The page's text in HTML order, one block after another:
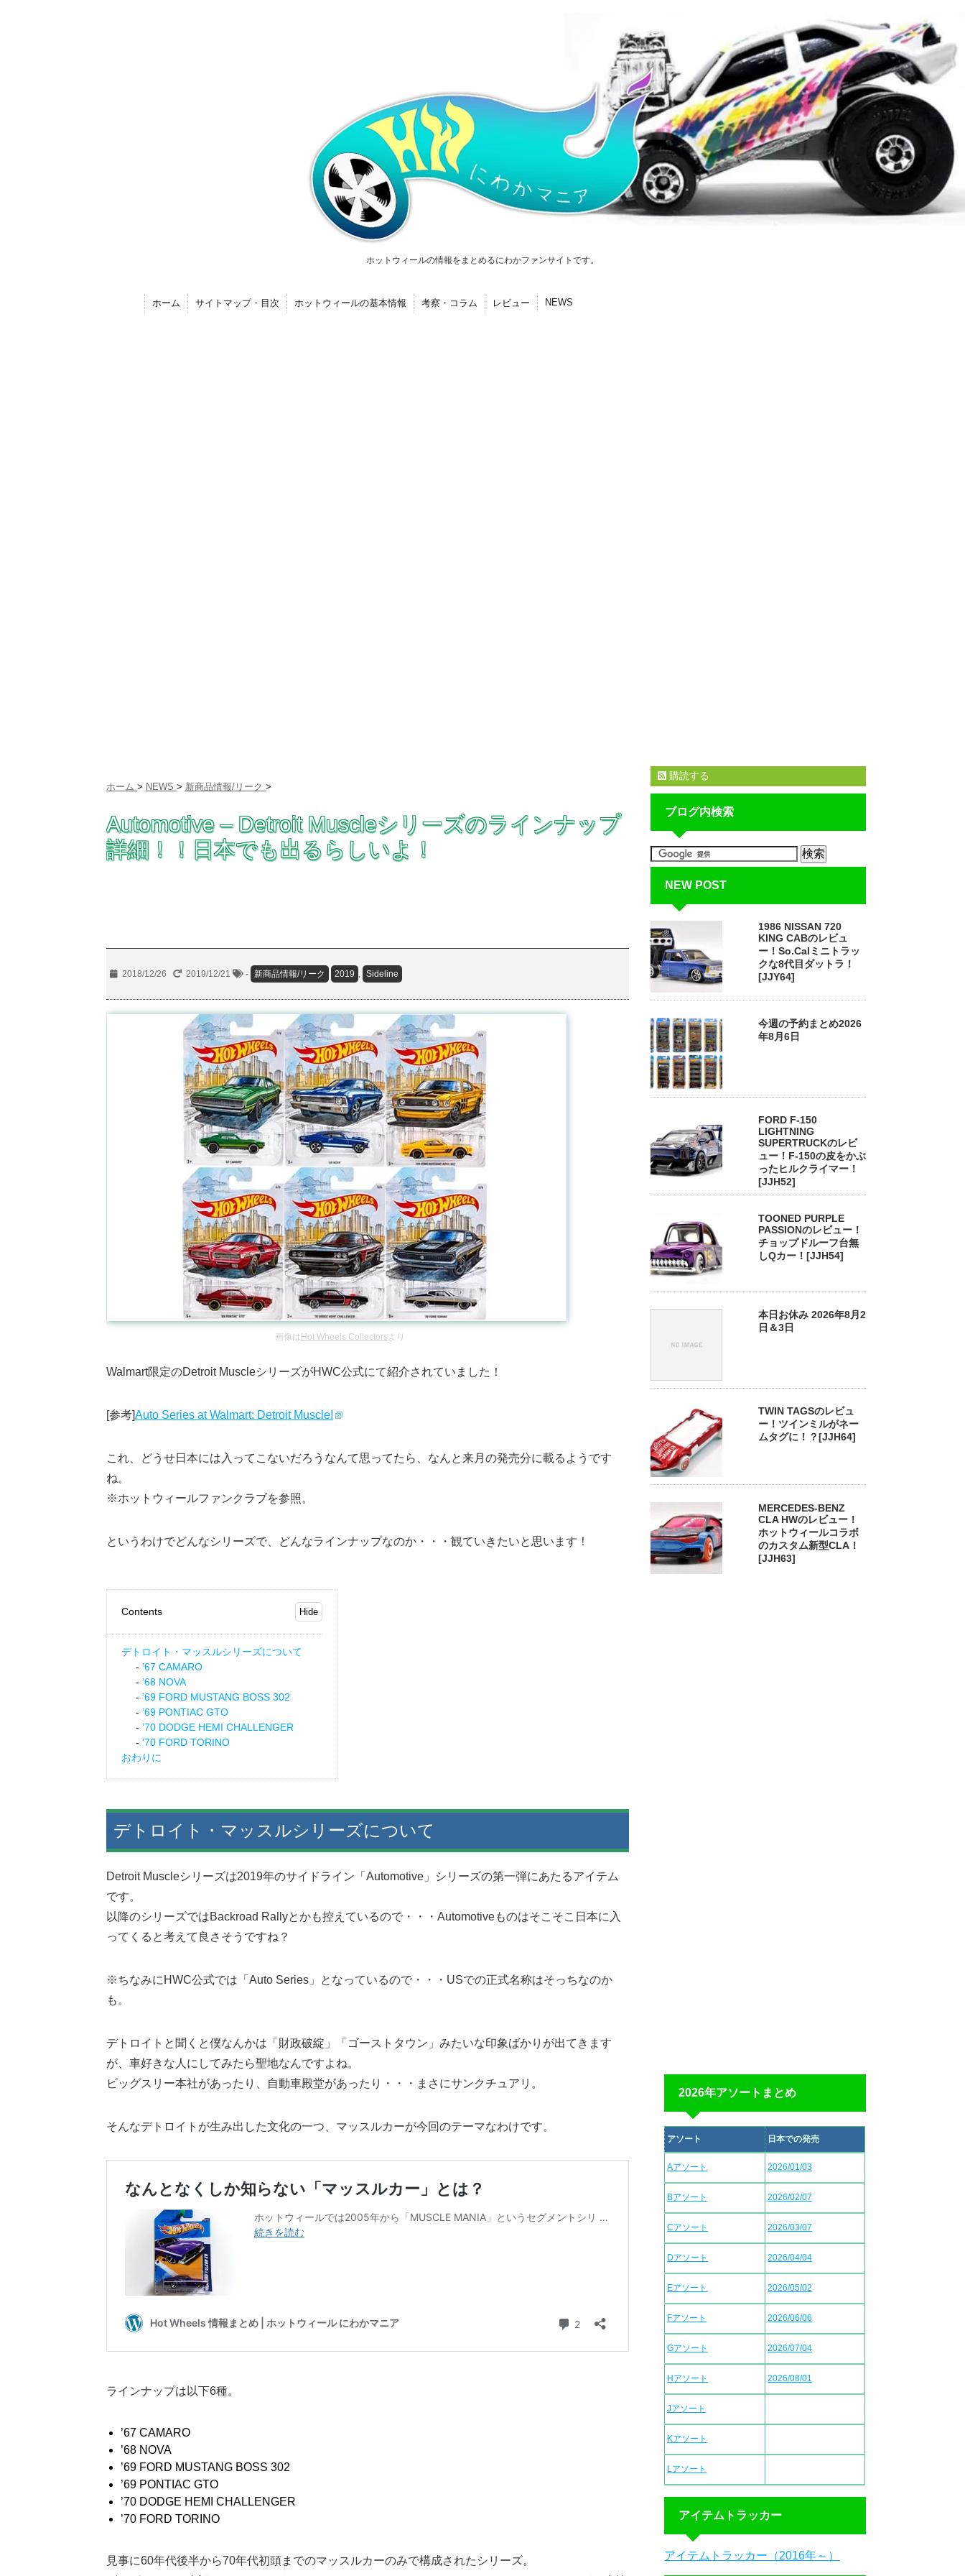
ホットウィールの情報をまとめるにわかファンサイトです。
ホーム サイトマップ・目次 ホットウィールの基本情報 考察・コラム レビュー NEWS
ホーム > NEWS > 新商品情報/リーク >
Automotive – Detroit Muscleシリーズのラインナップ
詳細！！日本でも出るらしいよ！
2018/12/26 2019/12/21 - 新商品情報/リーク 2019 , Sideline
画像は Hot Wheels Collectors より
Walmart限定のDetroit MuscleシリーズがHWC公式にて紹介されていました！
[参考]Auto Series at Walmart: Detroit Muscle!
これ、どうせ日本には入ってこないだろうなんて思ってたら、なんと来月の発売分に載るようです
ね。
※ホットウィールファンクラブを参照。
というわけでどんなシリーズで、どんなラインナップなのか・・・観ていきたいと思います！
Contents
デトロイト・マッスルシリーズについて
’67 CAMARO
’68 NOVA
’69 FORD MUSTANG BOSS 302
’69 PONTIAC GTO
’70 DODGE HEMI CHALLENGER
’70 FORD TORINO
おわりに
デトロイト・マッスルシリーズについて
Detroit Muscleシリーズは2019年のサイドライン「Automotive」シリーズの第一弾にあたるアイテム
です。
以降のシリーズではBackroad Rallyとかも控えているので・・・Automotiveものはそこそこ日本に入
ってくると考えて良さそうですね？
※ちなみにHWC公式では「Auto Series」となっているので・・・USでの正式名称はそっちなのか
も。
デトロイトと聞くと僕なんかは「財政破綻」「ゴーストタウン」みたいな印象ばかりが出てきます
が、車好きな人にしてみたら聖地なんですよね。
ビッグスリー本社があったり、自動車殿堂があったり・・・まさにサンクチュアリ。
そんなデトロイトが生み出した文化の一つ、マッスルカーが今回のテーマなわけです。
ラインナップは以下6種。
’67 CAMARO
’68 NOVA
’69 FORD MUSTANG BOSS 302
’69 PONTIAC GTO
’70 DODGE HEMI CHALLENGER
’70 FORD TORINO
見事に60年代後半から70年代初頭までのマッスルカーのみで構成されたシリーズ。
購読する
ブログ内検索
NEW POST
1986 NISSAN 720
KING CABのレビュ
ー！So.Calミニトラッ
クな8代目ダットラ！
[JJY64]
今週の予約まとめ2026
年8月6日
FORD F-150
LIGHTNING
SUPERTRUCKのレビ
ュー！F-150の皮をかぶ
ったヒルクライマー！
[JJH52]
TOONED PURPLE
PASSIONのレビュー！
チョップドルーフ台無
しQカー！[JJH54]
本日お休み 2026年8月2
日＆3日
TWIN TAGSのレビュ
ー！ツインミルがネー
ムタグに！？[JJH64]
MERCEDES-BENZ
CLA HWのレビュー！
ホットウィールコラボ
のカスタム新型CLA！
[JJH63]
2026年アソートまとめ
アソート 日本での発売
Aアソート 2026/01/03
Bアソート 2026/02/07
Cアソート 2026/03/07
Dアソート 2026/04/04
Eアソート 2026/05/02
Fアソート 2026/06/06
Gアソート 2026/07/04
Hアソート 2026/08/01
Jアソート
Kアソート
Lアソート
アイテムトラッカー
アイテムトラッカー（2016年～）